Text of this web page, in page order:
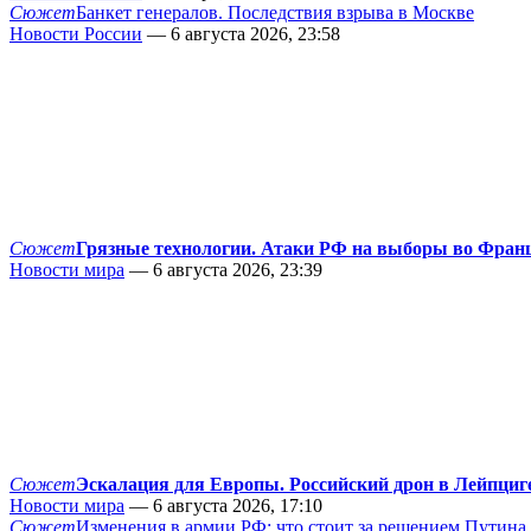
СюжетБанкет генералов. Последствия взрыва в Москве
Новости России — 6 августа 2026, 23:58
СюжетГрязные технологии. Атаки РФ на выборы во
Новости мира — 6 августа 2026, 23:39
СюжетЭскалация для Европы. Российский дрон в
Новости мира — 6 августа 2026, 17:10